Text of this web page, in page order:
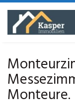
Skip
main
Monteure.